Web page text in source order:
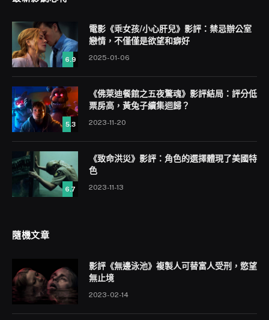
6.9
電影《乖女孩/小心肝兒》影評：禁忌辦公室
戀情，不僅僅是欲望和癖好
2025-01-06
5.3
《佛萊迪餐館之五夜驚魂》影評結局：評分低
票房高，黃兔子續集迴歸？
2023-11-20
6.7
《致命洪災》影評：角色的選擇體現了美國特
色
2023-11-13
隨機文章
影評《無邊泳池》複製人可替富人受刑，慾望
無止境
2023-02-14